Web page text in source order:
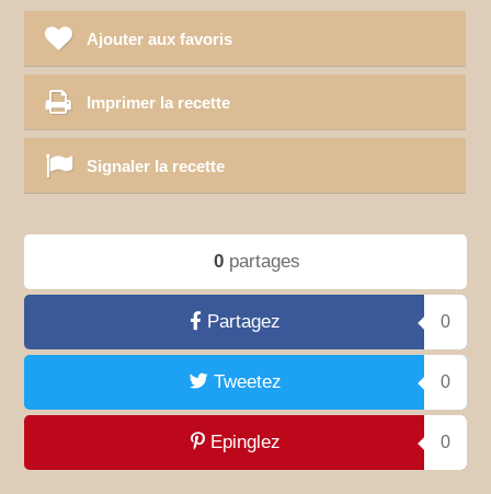
Ajouter aux favoris
Imprimer la recette
Signaler la recette
0partages
Partagez 0
Tweetez 0
Epinglez 0